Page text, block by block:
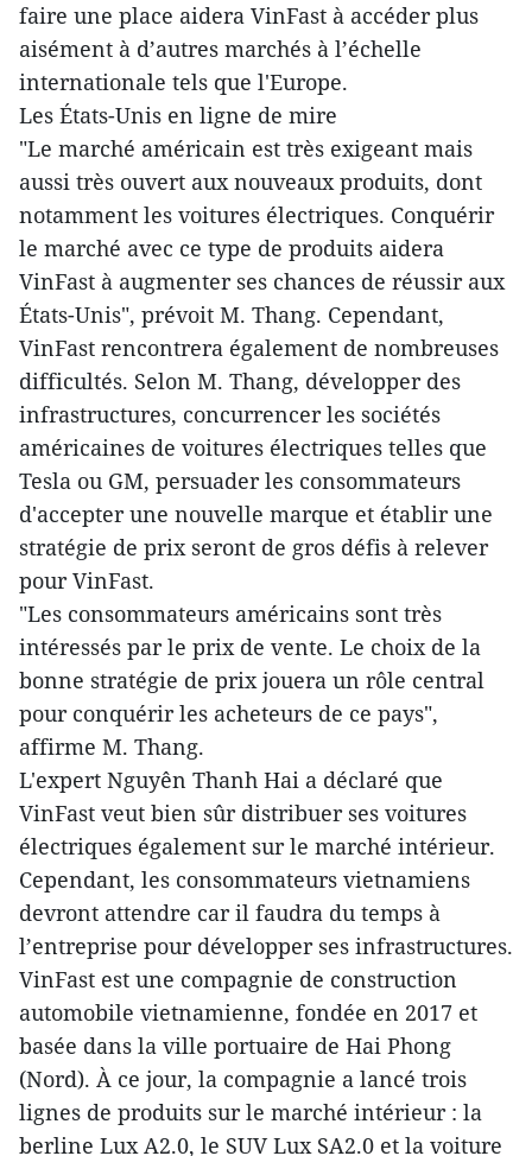
faire une place aidera VinFast à accéder plus
aisément à d’autres marchés à l’échelle
internationale tels que l'Europe.
Les États-Unis en ligne de mire
"Le marché américain est très exigeant mais
aussi très ouvert aux nouveaux produits, dont
notamment les voitures électriques. Conquérir
le marché avec ce type de produits aidera
VinFast à augmenter ses chances de réussir aux
États-Unis", prévoit M. Thang. Cependant,
VinFast rencontrera également de nombreuses
difficultés. Selon M. Thang, développer des
infrastructures, concurrencer les sociétés
américaines de voitures électriques telles que
Tesla ou GM, persuader les consommateurs
d'accepter une nouvelle marque et établir une
stratégie de prix seront de gros défis à relever
pour VinFast.
"Les consommateurs américains sont très
intéressés par le prix de vente. Le choix de la
bonne stratégie de prix jouera un rôle central
pour conquérir les acheteurs de ce pays",
affirme M. Thang.
L'expert Nguyên Thanh Hai a déclaré que
VinFast veut bien sûr distribuer ses voitures
électriques également sur le marché intérieur.
Cependant, les consommateurs vietnamiens
devront attendre car il faudra du temps à
l’entreprise pour développer ses infrastructures.
VinFast est une compagnie de construction
automobile vietnamienne, fondée en 2017 et
basée dans la ville portuaire de Hai Phong
(Nord). À ce jour, la compagnie a lancé trois
lignes de produits sur le marché intérieur : la
berline Lux A2.0, le SUV Lux SA2.0 et la voiture